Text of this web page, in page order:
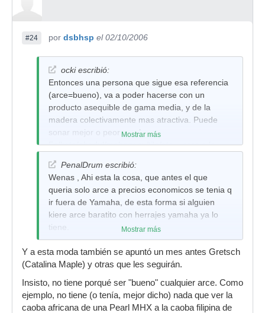
#24 por dsbhsp el 02/10/2006
ocki escribió:
Entonces una persona que sigue esa referencia
(arce=bueno), va a poder hacerse con un
producto asequible de gama media, y de la
madera colectivamente mas atractiva. Puede
sonar mejor o peor que la
Falkata/abedul/mahogany/tilo/etc... pero a la
demasiado criterio, le resulta tranquilizador ver
que es 100% Maple. Les debe de salir mejor
poner 100% arce dudoso antes que comerse la
cabeza y buscar una buena combinacion de
maderas economicas que saquen buen sonido.
El Maple tiene mejor aceptacion comercial,
Mostrar más
PenalDrum escribió:
Wenas , Ahi esta la cosa, que antes el que
queria solo arce a precios economicos se tenia q
ir fuera de Yamaha, de esta forma si alguien
kiere arce baratito con herrajes yamaha ya lo
tiene.
Mostrar más
Y a esta moda también se apuntó un mes antes Gretsch
(Catalina Maple) y otras que les seguirán.
Insisto, no tiene porqué ser "bueno" cualquier arce. Como
ejemplo, no tiene (o tenía, mejor dicho) nada que ver la
caoba africana de una Pearl MHX a la caoba filipina de